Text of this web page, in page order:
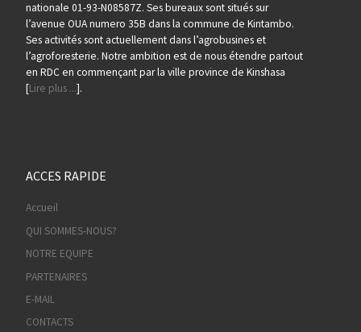
nationale 01-93-N08587Z. Ses bureaux sont situés sur
l’avenue OUA numero 35B dans la commune de Kintambo.
Ses activités sont actuellement dans l’agrobusines et
l’agroforesterie. Notre ambition est de nous étendre partout
en RDC en commençant par la ville province de Kinshasa
[Lire plus ...].
ACCES RAPIDE
Accueil
QUI SOMMES-NOUS?
NOTRE EQUIPE
PARTENAIRES
E-MAIL
CONTACTS